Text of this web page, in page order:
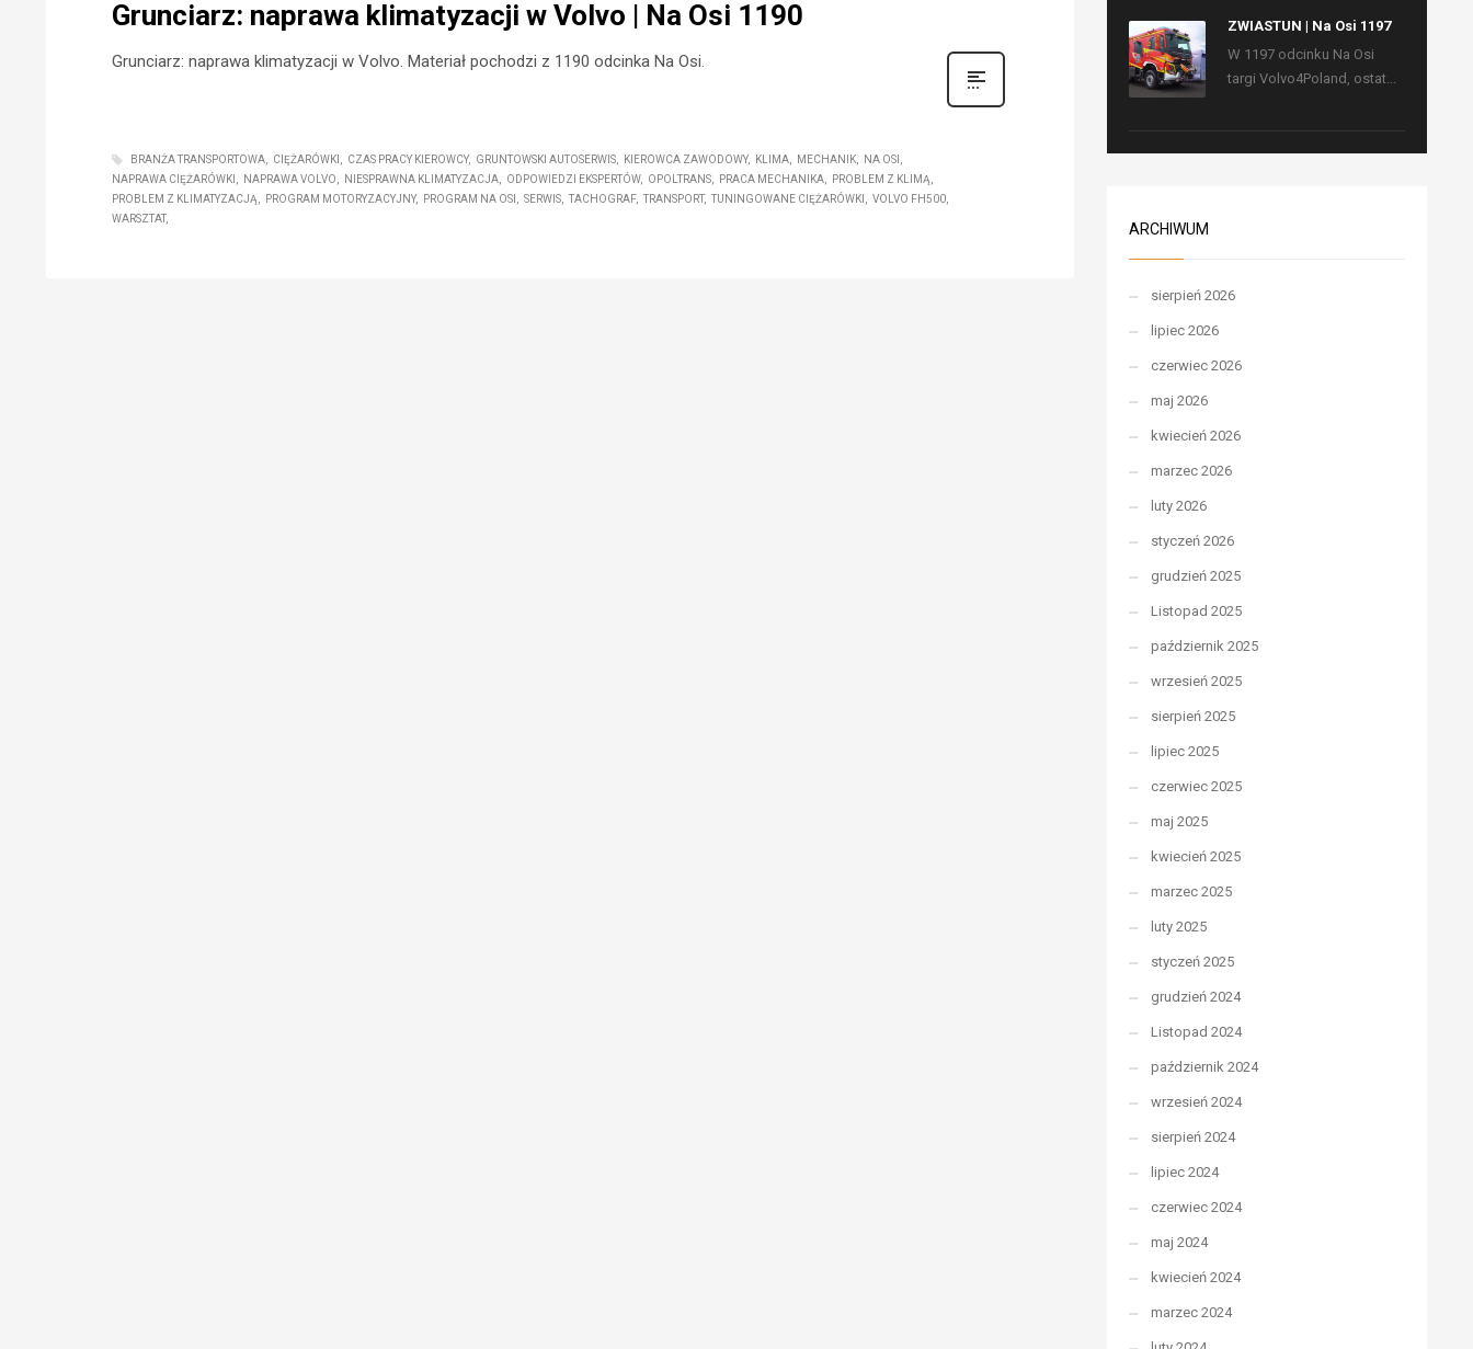
Grunciarz: naprawa klimatyzacji w Volvo | Na Osi 1190
Grunciarz: naprawa klimatyzacji w Volvo. Materiał pochodzi z 1190 odcinka Na Osi.
BRANŻA TRANSPORTOWA CIĘŻARÓWKI CZAS PRACY KIEROWCY GRUNTOWSKI AUTOSERWIS KIEROWCA ZAWODOWY KLIMA MECHANIK
NA OSI
NAPRAWA CIĘŻARÓWKI
NAPRAWA VOLVO NIESPRAWNA KLIMATYZACJA ODPOWIEDZI EKSPERTÓW OPOLTRANS PRACA MECHANIKA
PROBLEM Z KLIMĄ
PROBLEM Z KLIMATYZACJĄ
PROGRAM MOTORYZACYJNY PROGRAM NA OSI SERWIS TACHOGRAF TRANSPORT TUNINGOWANE CIĘŻARÓWKI
VOLVO FH500
WARSZTAT
ZWIASTUN | Na Osi 1197
W 1197 odcinku Na Osi
targi Volvo4Poland, ostat...
ARCHIWUM
sierpień 2026
lipiec 2026
czerwiec 2026
maj 2026
kwiecień 2026
marzec 2026
luty 2026
styczeń 2026
grudzień 2025
Listopad 2025
październik 2025
wrzesień 2025
sierpień 2025
lipiec 2025
czerwiec 2025
maj 2025
kwiecień 2025
marzec 2025
luty 2025
styczeń 2025
grudzień 2024
Listopad 2024
październik 2024
wrzesień 2024
sierpień 2024
lipiec 2024
czerwiec 2024
maj 2024
kwiecień 2024
marzec 2024